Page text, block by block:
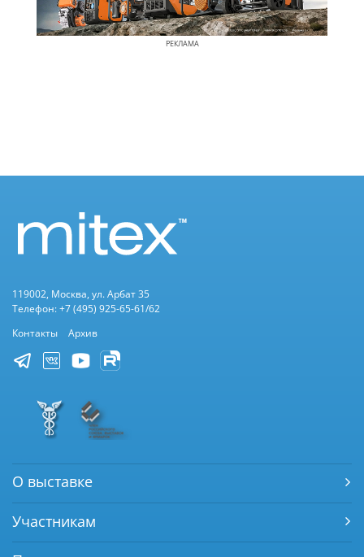
РЕКЛАМА
119002, Москва, ул. Арбат 35
Телефон: +7 (495) 925-65-61/62
Контакты
Архив
О выставке
Участникам